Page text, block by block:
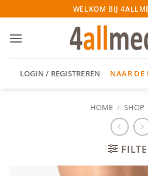
naar
inhoud
WELKOM BIJ
LOGIN / REGISTREREN NAAR DE
HOME / SHOP